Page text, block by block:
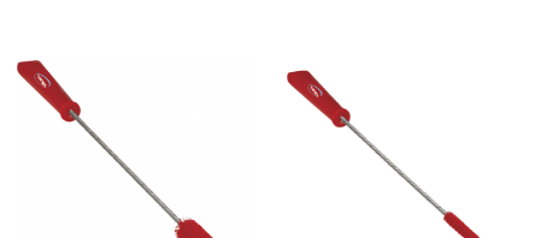
Add to Wishlist
Add to Compare